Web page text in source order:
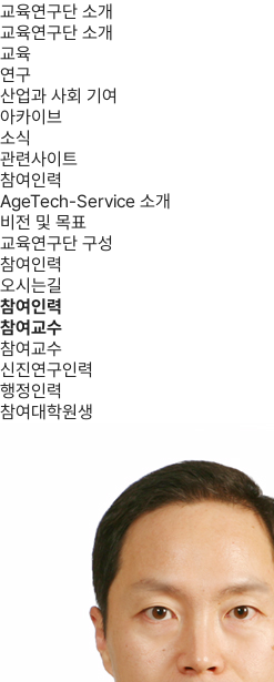
교육연구단 소개
교육연구단 소개
교육
연구
산업과 사회 기여
아카이브
소식
관련사이트
참여인력
AgeTech-Service 소개
비전 및 목표
교육연구단 구성
참여인력
오시는길
참여인력
참여교수
참여교수
신진연구인력
행정인력
참여대학원생